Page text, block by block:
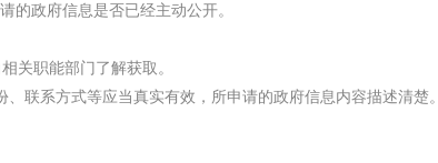
的政府信息是否已经主动公开。
关职能部门了解获取。
联系方式等应当真实有效，所申请的政府信息内容描述清楚。